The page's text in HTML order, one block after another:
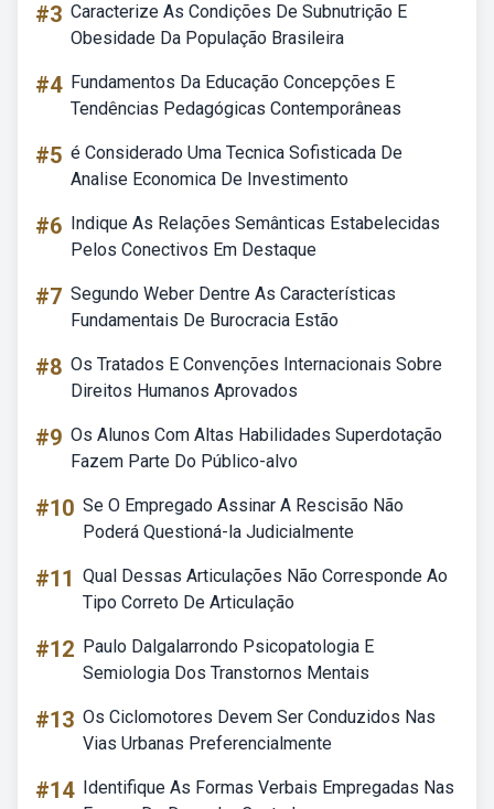
#3 Caracterize As Condições De Subnutrição E
Obesidade Da População Brasileira
#4 Fundamentos Da Educação Concepções E
Tendências Pedagógicas Contemporâneas
#5 é Considerado Uma Tecnica Sofisticada De
Analise Economica De Investimento
#6 Indique As Relações Semânticas Estabelecidas
Pelos Conectivos Em Destaque
#7 Segundo Weber Dentre As Características
Fundamentais De Burocracia Estão
#8 Os Tratados E Convenções Internacionais Sobre
Direitos Humanos Aprovados
#9 Os Alunos Com Altas Habilidades Superdotação
Fazem Parte Do Público-alvo
#10 Se O Empregado Assinar A Rescisão Não
Poderá Questioná-la Judicialmente
#11 Qual Dessas Articulações Não Corresponde Ao
Tipo Correto De Articulação
#12 Paulo Dalgalarrondo Psicopatologia E
Semiologia Dos Transtornos Mentais
#13 Os Ciclomotores Devem Ser Conduzidos Nas
Vias Urbanas Preferencialmente
#14 Identifique As Formas Verbais Empregadas Nas